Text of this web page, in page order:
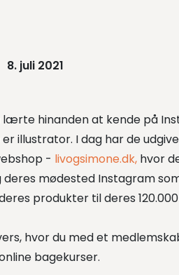
8. juli 2021
lærte hinanden at kende på I
er illustrator. Idag har de
- livogsimone.dk,hvor
deres mødested Instagram
produkter tilderes 120
hvor du med et
bagekurser.